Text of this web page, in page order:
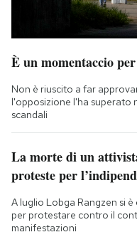
È un momentaccio
Non è riuscito a far
l'opposizione l'ha superato
scandali
La morte di un
proteste per
A luglio Lobga Rangzen si
per protestare contro il
manifestazioni